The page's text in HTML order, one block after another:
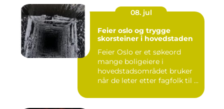
08. jul
Feier oslo og trygge
skorsteiner i hovedstaden
Feier Oslo er et søkeord
mange boligeiere i
hovedstadsområdet bruker
når de leter etter fagfolk til ...